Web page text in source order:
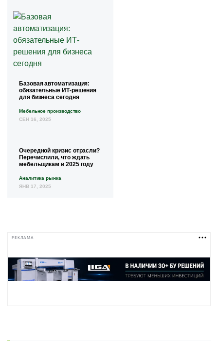
Базовая автоматизация:
обязательные ИТ-решения
для бизнеса сегодня
Мебельное производство
СЕН 16, 2025
Очередной кризис отрасли?
Перечислили, что ждать
мебельщикам в 2025 году
Аналитика рынка
ЯНВ 17, 2025
РЕКЛАМА